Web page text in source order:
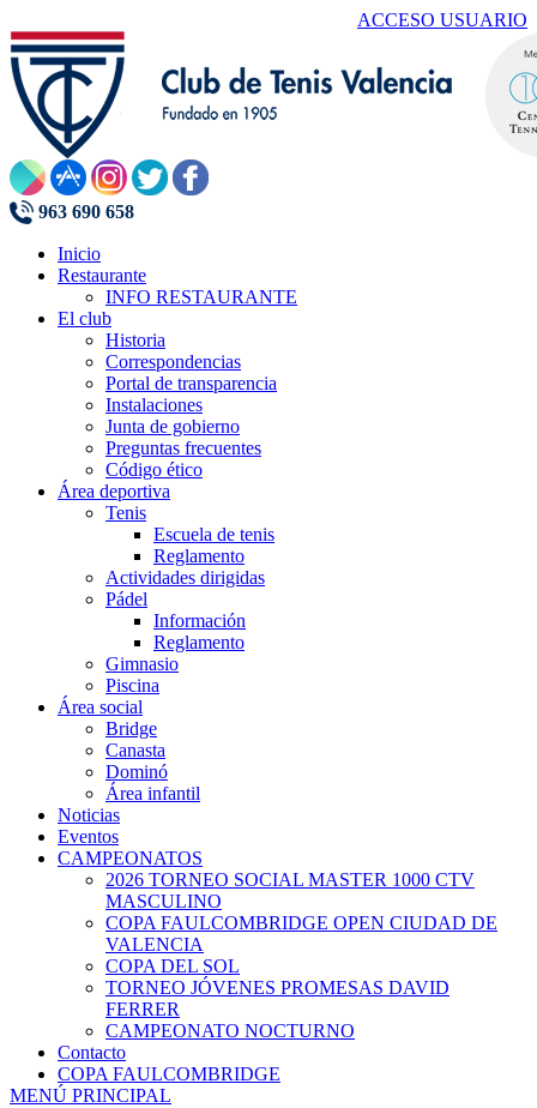
ACCESO USUARIO
963 690 658
Inicio
Restaurante
INFO RESTAURANTE
El club
Historia
Correspondencias
Portal de transparencia
Instalaciones
Junta de gobierno
Preguntas frecuentes
Código ético
Área deportiva
Tenis
Escuela de tenis
Reglamento
Actividades dirigidas
Pádel
Información
Reglamento
Gimnasio
Piscina
Área social
Bridge
Canasta
Dominó
Área infantil
Noticias
Eventos
CAMPEONATOS
2026 TORNEO SOCIAL MASTER 1000 CTV
MASCULINO
COPA FAULCOMBRIDGE OPEN CIUDAD DE
VALENCIA
COPA DEL SOL
TORNEO JÓVENES PROMESAS DAVID
FERRER
CAMPEONATO NOCTURNO
Contacto
COPA FAULCOMBRIDGE
MENÚ PRINCIPAL